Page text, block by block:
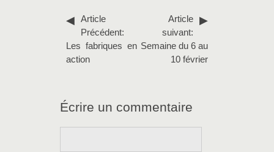
Article
Précédent:
Les fabriques en
action
Article
suivant:
Semaine du 6 au
10 février
Écrire un commentaire